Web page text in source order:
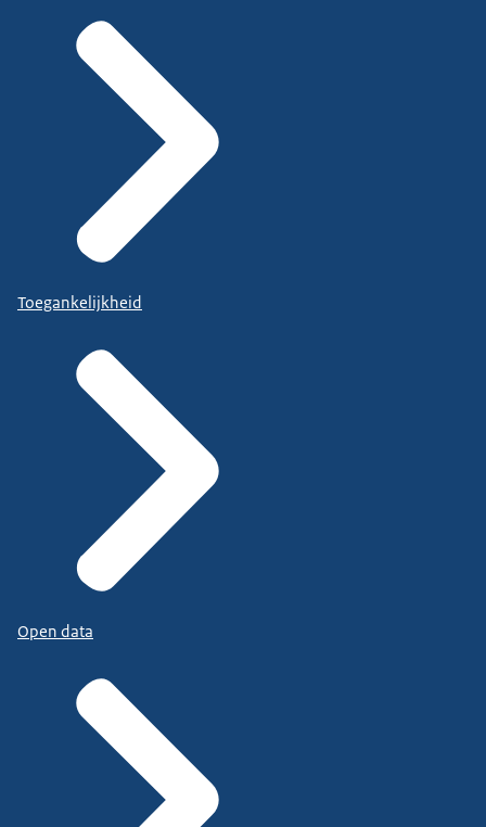
Toegankelijkheid
Open data